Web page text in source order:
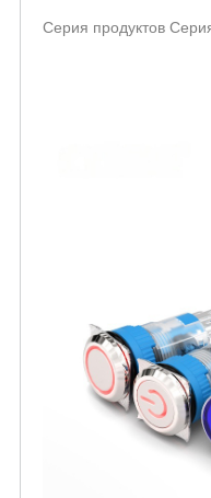
HBDS1-AF серия
Серия продуктов